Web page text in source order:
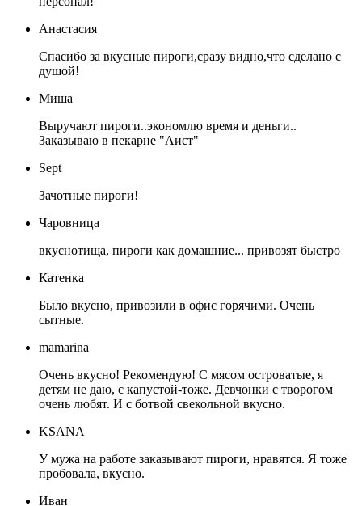
Анастасия
Спасибо за вкусные пироги,сразу видно,что сделано с
душой!
Миша
Выручают пироги..экономлю время и деньги..
Заказываю в пекарне "Аист"
Sept
Зачотные пироги!
Чаровница
вкуснотища, пироги как домашние... привозят быстро
Катенка
Было вкусно, привозили в офис горячими. Очень
сытные.
mamarina
Очень вкусно! Рекомендую! С мясом островатые, я
детям не даю, с капустой-тоже. Девчонки с творогом
очень любят. И с ботвой свекольной вкусно.
KSANA
У мужа на работе заказывают пироги, нравятся. Я тоже
пробовала, вкусно.
Иван